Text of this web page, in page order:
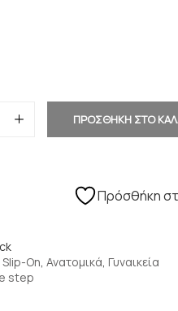
ΠΡΟΣΘΗΚΗ ΣΤΟ
Πρόσθήκη
Slip-On, Ανατομικά, Γυναικεία
step